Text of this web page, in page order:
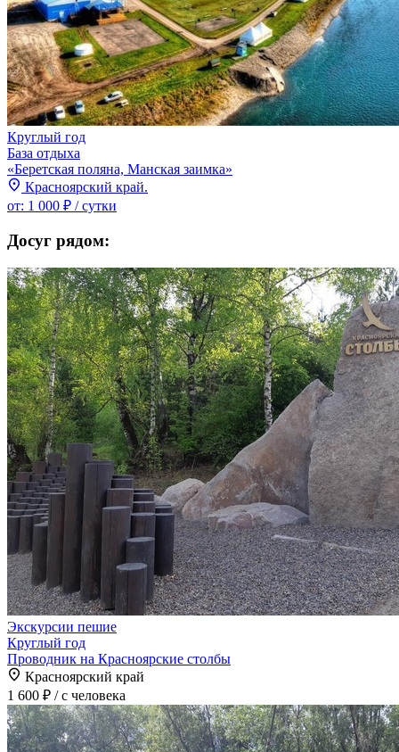
Круглый год
База отдыха
«Беретская поляна, Манская заимка»
Красноярский край.
от: 1 000 ₽ / сутки
Досуг рядом:
Экскурсии пешие
Круглый год
Проводник на Красноярские столбы
Красноярский край
1 600 ₽ / с человека